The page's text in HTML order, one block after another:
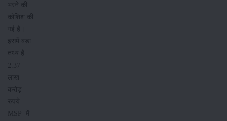
भरने की
कोशिश की
गई है।
इसमें बड़ा
तथ्य है
2.37
लाख
करोड़
रुपये
MSP में